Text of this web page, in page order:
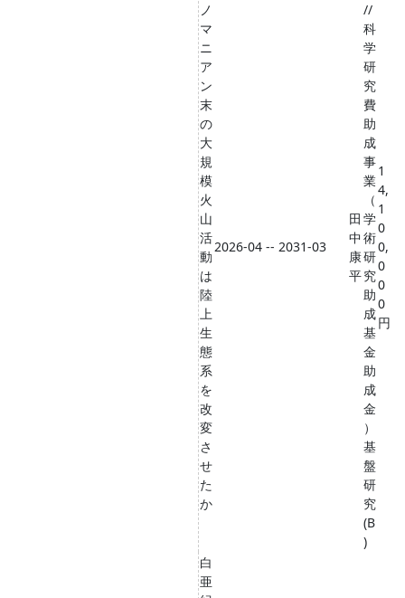
ノ
マ
ニ
ア
ン
末
の
大
規
模
火
山
活
動
は
陸
上
生
態
系
を
改
変
さ
せ
た
か
2026-04 -- 2031-03
田
中
康
平
//
科
学
研
究
費
助
成
事
業
（
学
術
研
究
助
成
基
金
助
成
金
）
基
盤
研
究
(B
)
1
4,
1
0
0,
0
0
0
円
白
亜